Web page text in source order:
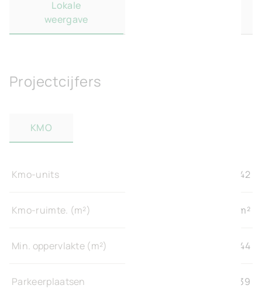
Lokale
weergave
Projectcijfers
KMO
Kmo-units 42
Kmo-ruimte. (m²) 8.640 m²
Min. oppervlakte (m²) 144
Parkeerplaatsen 139